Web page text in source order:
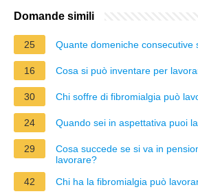
Domande simili
25 Quante domeniche consecutive
16 Cosa si può inventare per
30 Chi soffre di fibromialgia può
24 Quando sei in aspettativa puoi
29
Cosa succede se si va in
lavorare?
42
Chi ha la fibromialgia può